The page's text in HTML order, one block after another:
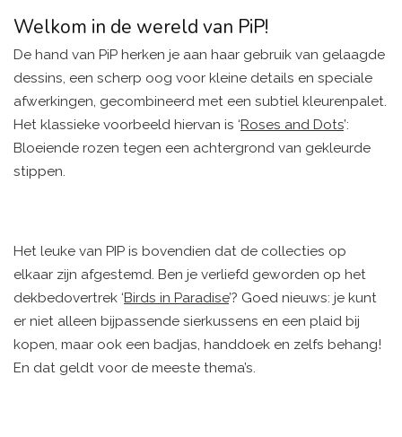
Welkom in de wereld van PiP!
De hand van PiP herken je aan haar gebruik van gelaagde
dessins, een scherp oog voor kleine details en speciale
afwerkingen, gecombineerd met een subtiel kleurenpalet.
Het klassieke voorbeeld hiervan is ‘Roses and Dots’:
Bloeiende rozen tegen een achtergrond van gekleurde
stippen.
Het leuke van PIP is bovendien dat de collecties op
elkaar zijn afgestemd. Ben je verliefd geworden op het
dekbedovertrek ‘Birds in Paradise’? Goed nieuws: je kunt
er niet alleen bijpassende sierkussens en een plaid bij
kopen, maar ook een badjas, handdoek en zelfs behang!
En dat geldt voor de meeste thema’s.